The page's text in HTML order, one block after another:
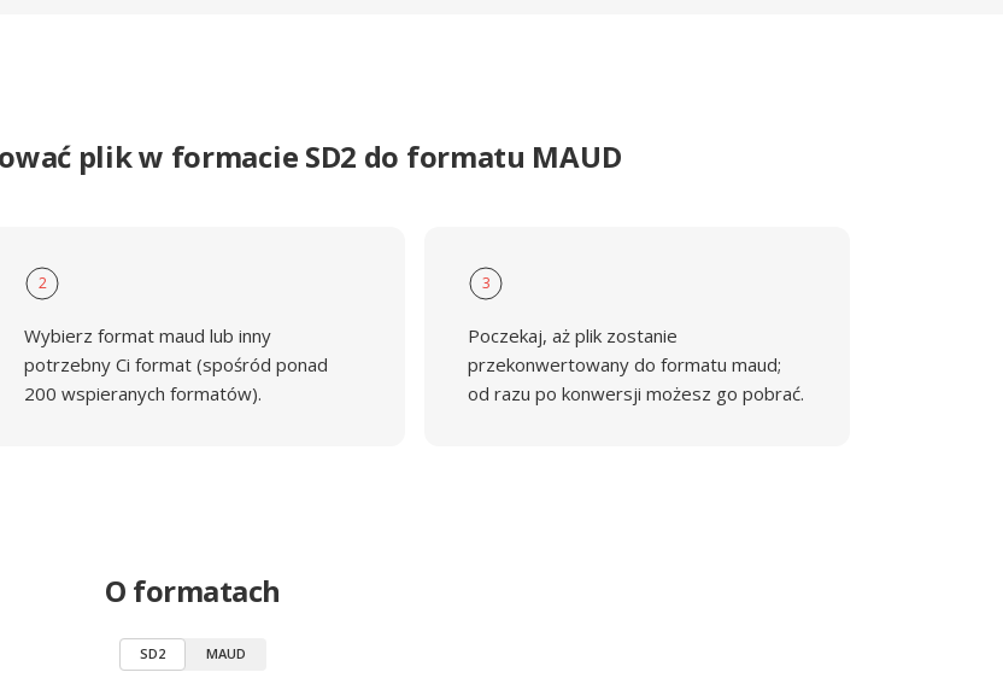
plik w formacie SD2 do formatu MAUD
2
Wybierz format maud lub inny
potrzebny Ci format (spośród ponad
200 wspieranych formatów).
3
Poczekaj, aż plik zostanie
przekonwertowany do formatu maud;
od razu po konwersji możesz go pobrać.
O formatach
SD2 MAUD